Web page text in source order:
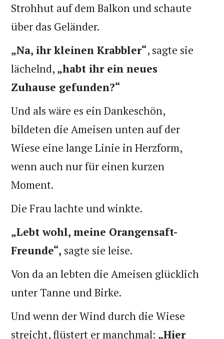
Strohhut auf dem Balkon und schaute
über das Geländer.
„Na, ihr kleinen Krabbler“, sagte sie
lächelnd, „habt ihr ein neues
Zuhause gefunden?“
Und als wäre es ein Dankeschön,
bildeten die Ameisen unten auf der
Wiese eine lange Linie in Herzform,
wenn auch nur für einen kurzen
Moment.
Die Frau lachte und winkte.
„Lebt wohl, meine Orangensaft-
Freunde“, sagte sie leise.
Von da an lebten die Ameisen glücklich
unter Tanne und Birke.
Und wenn der Wind durch die Wiese
streicht, flüstert er manchmal: „Hier